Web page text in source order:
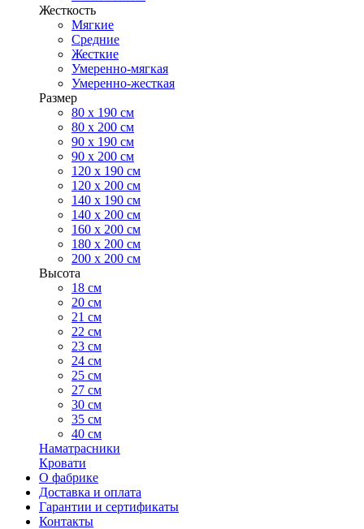
Жесткость
Мягкие
Средние
Жесткие
Умеренно-мягкая
Умеренно-жесткая
Размер
80 х 190 см
80 х 200 см
90 х 190 см
90 х 200 см
120 х 190 см
120 х 200 см
140 х 190 см
140 х 200 см
160 х 200 см
180 х 200 см
200 х 200 см
Высота
18 см
20 см
21 см
22 см
23 см
24 см
25 см
27 см
30 см
35 см
40 см
Наматрасники
Кровати
О фабрике
Доставка и оплата
Гарантии и сертификаты
Контакты